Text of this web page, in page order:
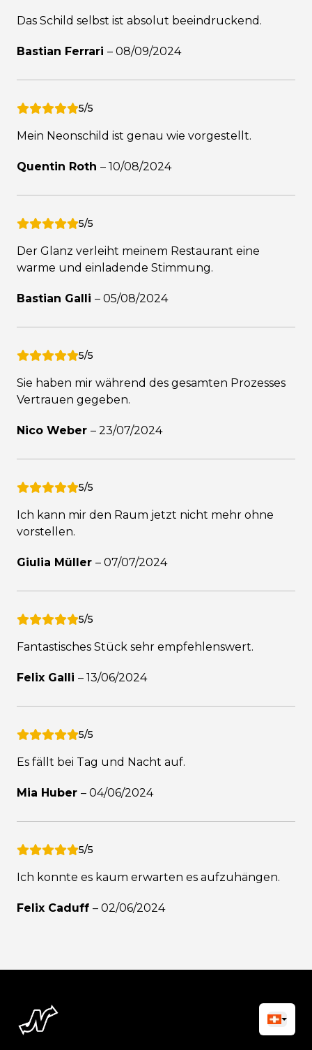
Das Schild selbst ist absolut beeindruckend.
Bastian Ferrari – 08/09/2024
5/5
Mein Neonschild ist genau wie vorgestellt.
Quentin Roth – 10/08/2024
5/5
Der Glanz verleiht meinem Restaurant eine
warme und einladende Stimmung.
Bastian Galli – 05/08/2024
5/5
Sie haben mir während des gesamten Prozesses
Vertrauen gegeben.
Nico Weber – 23/07/2024
5/5
Ich kann mir den Raum jetzt nicht mehr ohne
vorstellen.
Giulia Müller – 07/07/2024
5/5
Fantastisches Stück sehr empfehlenswert.
Felix Galli – 13/06/2024
5/5
Es fällt bei Tag und Nacht auf.
Mia Huber – 04/06/2024
5/5
Ich konnte es kaum erwarten es aufzuhängen.
Felix Caduff – 02/06/2024